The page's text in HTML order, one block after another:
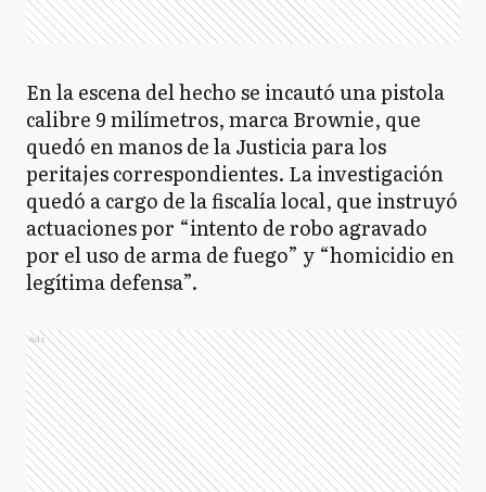
En la escena del hecho se incautó una pistola
calibre 9 milímetros, marca Brownie, que
quedó en manos de la Justicia para los
peritajes correspondientes. La investigación
quedó a cargo de la fiscalía local, que instruyó
actuaciones por “intento de robo agravado
por el uso de arma de fuego” y “homicidio en
legítima defensa”.
Ads